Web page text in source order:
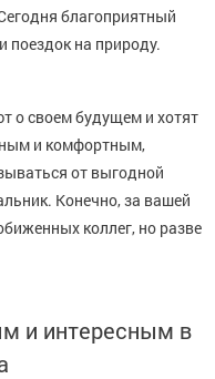
благоприятный
поездок на природу.
о своем будущем и хотят
и комфортным,
от выгодной
Конечно, за вашей
коллег, но разве
и интересным в